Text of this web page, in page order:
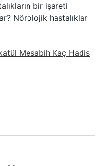
bir işareti
Nörolojik hastalıklar
Mesabih Kaç Hadis